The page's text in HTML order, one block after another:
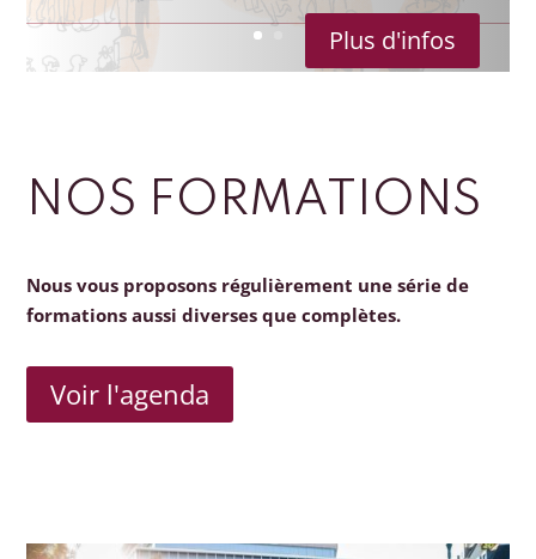
Plus d'infos
NOS FORMATIONS
Nous vous proposons régulièrement une série de
formations aussi diverses que complètes.
Voir l'agenda